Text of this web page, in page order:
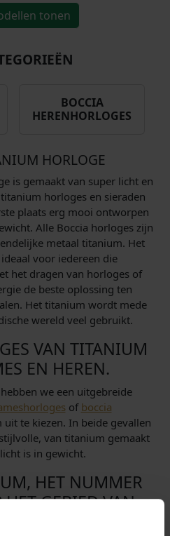
tonen
BOCCIA
HERENHORLOGES
HORLOGE
is gemaakt van super licht en
horloges en sieraden
plaats erg mooi ontworpen
Alle Boccia horloges zijn
metaal titanium. Het
voor iedereen die
het dragen van horloges of
de beste oplossing ten
Het titanium wordt mede
wereld veel gebruikt.
VAN TITANIUM
EN HEREN.
we een uitgebreide
of boccia
uit te kiezen. In beide gevallen
van titanium gemaakt
is in gewicht.
HET NUMMER
GEBIED VAN